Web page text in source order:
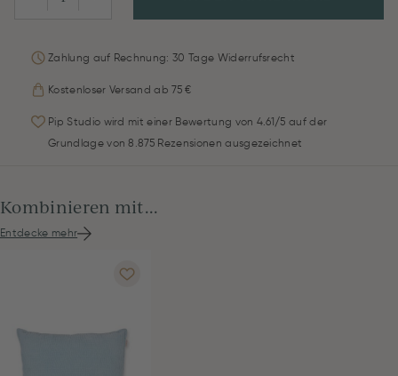
Zahlung auf Rechnung: 30 Tage Widerrufsrecht
Kostenloser Versand ab 75 €
Pip Studio wird mit einer Bewertung von 4.61/5 auf der
Grundlage von 8.875 Rezensionen ausgezeichnet
Kombinieren mit...
Entdecke mehr